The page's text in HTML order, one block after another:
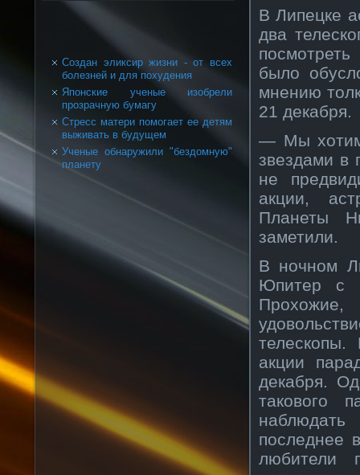
Создан эликсир жизни - от всех
болезней и для похудения
Японские ученые изобрели
прозрачную бумагу
Стресс матери помогает ее детям
выживать в будущем
Ученые обнаружили "бездомную"
планету
В Липецке
два
было
мнению
21 декабря.
— Мы хотим
звездами в
не
акции,
Планеты
заметили.
В ночном
Юпитер с
телескопы.
акции
декабря.
такового
последнее
любители